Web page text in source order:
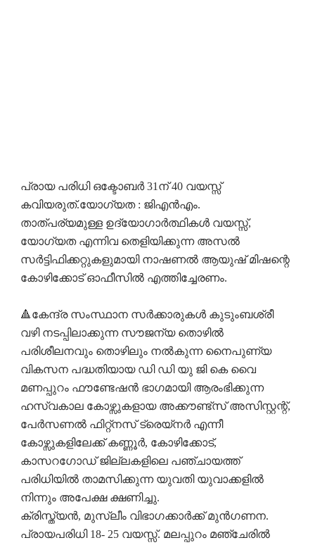
പ്രായ പരിധി ഒക്ടോബർ 31ന് 40 വയസ്സ്
കവിയരുത്.യോഗ്യത : ജിഎൻഎം.
താത്പര്യമുള്ള ഉദ്യോഗാർത്ഥികൾ വയസ്സ്,
യോഗ്യത എന്നിവ തെളിയിക്കുന്ന അസൽ
സർട്ടിഫിക്കറ്റുകളുമായി നാഷണൽ ആയുഷ് മിഷന്റെ
കോഴിക്കോട് ഓഫീസിൽ എത്തിച്ചേരണം.
🔺കേന്ദ്ര സംസ്ഥാന സർക്കാരുകൾ കുടുംബശ്രീ
വഴി നടപ്പിലാക്കുന്ന സൗജന്യ തൊഴിൽ
പരിശീലനവും തൊഴിലും നൽകുന്ന നൈപുണ്യ
വികസന പദ്ധതിയായ ഡി ഡി യു ജി കെ വൈ
മണപ്പുറം ഫൗണ്ടേഷൻ ഭാഗമായി ആരംഭിക്കുന്ന
ഹസ്വകാല കോഴ്സുകളായ അക്കൗണ്ട്സ് അസിസ്റ്റന്റ്,
പേർസണൽ ഫിറ്റ്നസ് ട്രെയ്നർ എന്നീ
കോഴ്സുകളിലേക്ക് കണ്ണൂർ, കോഴിക്കോട്,
കാസറഗോഡ് ജില്ലകളിലെ പഞ്ചായത്ത്
പരിധിയിൽ താമസിക്കുന്ന യുവതി യുവാക്കളിൽ
നിന്നും അപേക്ഷ ക്ഷണിച്ചു.
ക്രിസ്ത്യൻ, മുസ്ലീം വിഭാഗക്കാർക്ക് മുൻഗണന.
പ്രായപരിധി 18- 25 വയസ്സ്. മലപ്പുറം മഞ്ചേരിൽ